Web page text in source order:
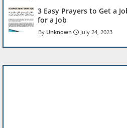
3 Easy Prayers to Get a
for a Job
Unknown July 24, 2023